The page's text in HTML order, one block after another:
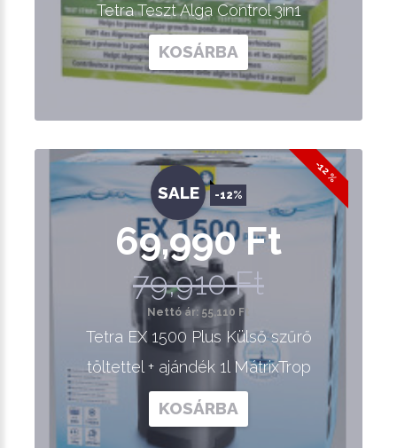
Tetra Teszt Alga Control 3in1
KOSÁRBA
-12 %
SALE -12%
69,990 Ft
79,910 Ft
Nettó ár: 55,110 Ft
Tetra EX 1500 Plus Külső szűrő
töltettel + ajándék 1l MátrixTrop
KOSÁRBA